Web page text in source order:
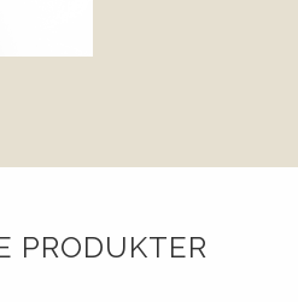
PRODUKTER